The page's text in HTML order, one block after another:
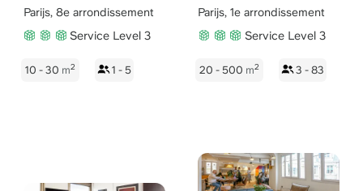
Parijs, 8e arrondissement
Service Level 3
10 - 30 m2 1 - 5
Parijs, 1e arrondissement
Service Level 3
20 - 500 m2 3 - 83